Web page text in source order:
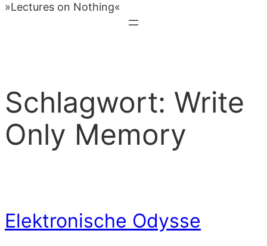
»Lectures on Nothing«
Schlagwort: Write
Only Memory
Elektronische Odysse